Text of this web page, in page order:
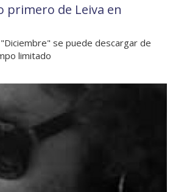
primero de Leiva en
se puede descargar de
limitado